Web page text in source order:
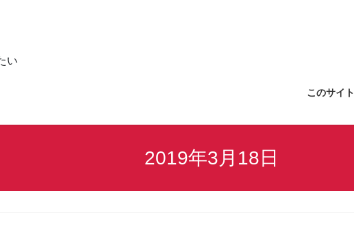
い
このサイト
2019年3月18日